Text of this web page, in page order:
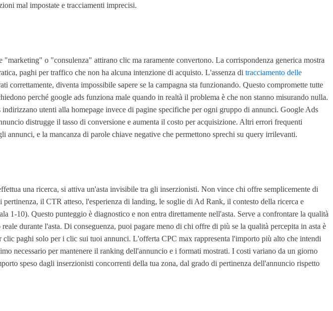
mal impostate e tracciamenti imprecisi.
o "consulenza" attirano clic ma raramente convertono. La corrispondenza generica mostra
paghi per traffico che non ha alcuna intenzione di acquisto. L'assenza di tracciamento delle
diventa impossibile sapere se la campagna sta funzionando. Questo compromette tutte
perché google ads funziona male quando in realtà il problema è che non stanno misurando nulla.
utenti alla homepage invece di pagine specifiche per ogni gruppo di annunci. Google Ads
distrugge il tasso di conversione e aumenta il costo per acquisizione. Altri errori frequenti
e la mancanza di parole chiave negative che permettono sprechi su query irrilevanti.
una ricerca, si attiva un'asta invisibile tra gli inserzionisti. Non vince chi offre semplicemente di
il CTR atteso, l'esperienza di landing, le soglie di Ad Rank, il contesto della ricerca e
10). Questo punteggio è diagnostico e non entra direttamente nell'asta. Serve a confrontare la qualità
durante l'asta. Di conseguenza, puoi pagare meno di chi offre di più se la qualità percepita in asta è
paghi solo per i clic sui tuoi annunci. L'offerta CPC max rappresenta l'importo più alto che intendi
necessario per mantenere il ranking dell'annuncio e i formati mostrati. I costi variano da un giorno
speso dagli inserzionisti concorrenti della tua zona, dal grado di pertinenza dell'annuncio rispetto